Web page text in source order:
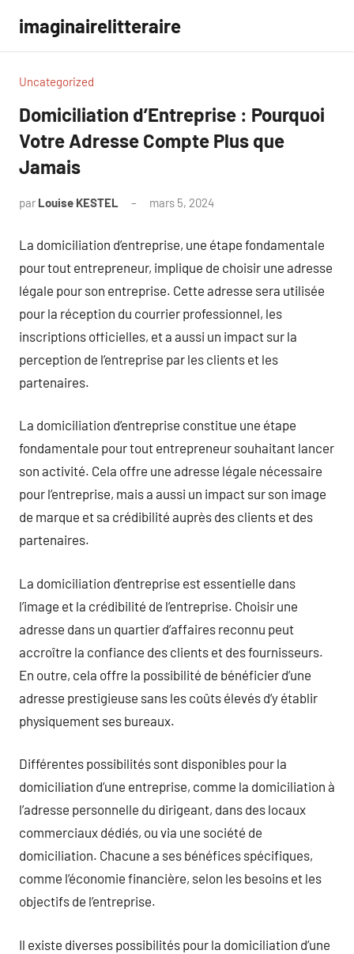
contenu
imaginairelitteraire
Uncategorized
Domiciliation d’Entreprise : Pourquoi
Votre Adresse Compte Plus que
Jamais
par Louise KESTEL mars 5, 2024
La domiciliation d’entreprise, une étape fondamentale
pour tout entrepreneur, implique de choisir une adresse
légale pour son entreprise. Cette adresse sera utilisée
pour la réception du courrier professionnel, les
inscriptions officielles, et a aussi un impact sur la
perception de l’entreprise par les clients et les
partenaires.
La domiciliation d’entreprise constitue une étape
fondamentale pour tout entrepreneur souhaitant lancer
son activité. Cela offre une adresse légale nécessaire
pour l’entreprise, mais a aussi un impact sur son image
de marque et sa crédibilité auprès des clients et des
partenaires.
La domiciliation d’entreprise est essentielle dans
l’image et la crédibilité de l’entreprise. Choisir une
adresse dans un quartier d’affaires reconnu peut
accroître la confiance des clients et des fournisseurs.
En outre, cela offre la possibilité de bénéficier d’une
adresse prestigieuse sans les coûts élevés d’y établir
physiquement ses bureaux.
Différentes possibilités sont disponibles pour la
domiciliation d’une entreprise, comme la domiciliation à
l’adresse personnelle du dirigeant, dans des locaux
commerciaux dédiés, ou via une société de
domiciliation. Chacune a ses bénéfices spécifiques,
comme l’économie financière, selon les besoins et les
objectifs de l’entreprise.
Il existe diverses possibilités pour la domiciliation d’une